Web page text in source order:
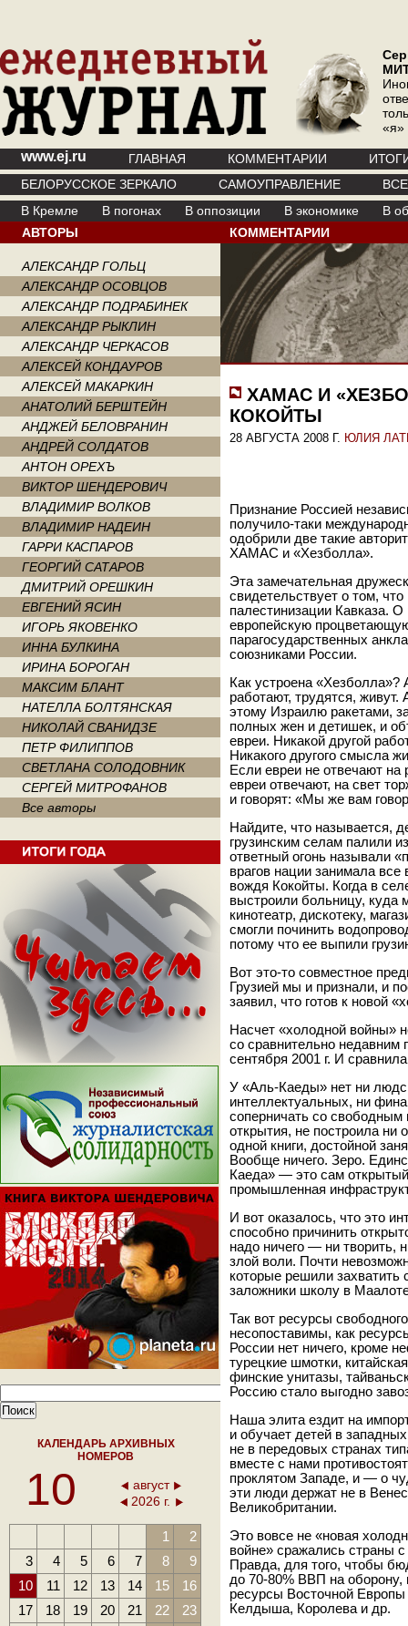
«я»
www.ej.ru ГЛАВНАЯ КОММЕНТАРИИ
БЕЛОРУССКОЕ ЗЕРКАЛО
САМОУПРАВЛЕНИЕ
В Кремле
В погонах В оппозиции В экономике
В
АВТОРЫ
АЛЕКСАНДР ГОЛЬЦ
АЛЕКСАНДР ОСОВЦОВ
АЛЕКСАНДР ПОДРАБИНЕК
АЛЕКСАНДР РЫКЛИН
АЛЕКСАНДР ЧЕРКАСОВ
АЛЕКСЕЙ КОНДАУРОВ
АЛЕКСЕЙ МАКАРКИН
АНАТОЛИЙ БЕРШТЕЙН
АНДЖЕЙ БЕЛОВРАНИН
АНДРЕЙ СОЛДАТОВ
АНТОН ОРЕХЪ
ВИКТОР ШЕНДЕРОВИЧ
ВЛАДИМИР ВОЛКОВ
ВЛАДИМИР НАДЕИН
ГАРРИ КАСПАРОВ
ГЕОРГИЙ САТАРОВ
ДМИТРИЙ ОРЕШКИН
ЕВГЕНИЙ ЯСИН
ИГОРЬ ЯКОВЕНКО
ИННА БУЛКИНА
ИРИНА БОРОГАН
МАКСИМ БЛАНТ
НАТЕЛЛА БОЛТЯНСКАЯ
НИКОЛАЙ СВАНИДЗЕ
ПЕТР ФИЛИППОВ
СВЕТЛАНА СОЛОДОВНИК
СЕРГЕЙ МИТРОФАНОВ
Все авторы
КАЛЕНДАРЬ АРХИВНЫХ
НОМЕРОВ
10
август
2026 г.
1
2
3
4 5 6 7 8
9
10
11 12 13 14 15
16
17
18 19 20 21 22
23
КОММЕНТАРИИ
ХАМАС И
КОКОЙТЫ
28 АВГУСТА 2008 Г. ЮЛИЯ
Признание Россией
получило-таки
одобрили две такие
ХАМАС и «Хезболла».
Эта замечательная
свидетельствует о том,
палестинизации Кавказа.
европейскую
парагосударственных
союзниками России.
Как устроена
работают, трудятся,
этому Израилю ракетами,
полных жен и детишек, и
евреи. Никакой другой
Никакого другого смысла
Если евреи не отвечают на
евреи отвечают, на свет
и говорят: «Мы же вам
Найдите, что называется,
грузинским селам палили
ответный огонь называли
врагов нации занимала
вождя Кокойты. Когда в
выстроили больницу, куда
кинотеатр, дискотеку,
смогли починить
потому что ее выпили
Вот это-то совместное
Грузией мы и признали, и
заявил, что готов к новой
Насчет «холодной войны»
со сравнительно недавним
сентября 2001 г. И
У «Аль-Каеды» нет ни
интеллектуальных, ни
соперничать со
открытия, не построила ни
одной книги, достойной
Вообще ничего. Зеро.
Каеда» — это сам
промышленная
И вот оказалось, что это
способно причинить
надо ничего — ни творить,
злой воли. Почти
которые решили захватить
заложники школу в
Так вот ресурсы
несопоставимы, как
России нет ничего, кроме
турецкие шмотки,
финские унитазы,
Россию стало выгодно
Наша элита ездит на
и обучает детей в
не в передовых странах
вместе с нами
проклятом Западе, и — о
эти люди держат не в
Великобритании.
Это вовсе не «новая
войне» сражались страны
Правда, для того, чтобы
до 70-80% ВВП на оборону,
ресурсы Восточной
Келдыша, Королева и др.